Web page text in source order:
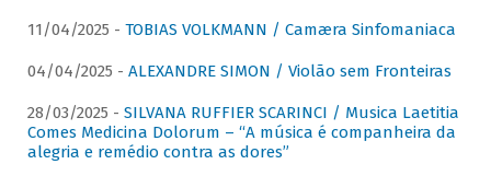
11/04/2025 - TOBIAS VOLKMANN / Camæra Sinfomaniaca
04/04/2025 - ALEXANDRE SIMON / Violão sem Fronteiras
28/03/2025 - SILVANA RUFFIER SCARINCI / Musica Laetitia
Comes Medicina Dolorum – “A música é companheira da
alegria e remédio contra as dores”